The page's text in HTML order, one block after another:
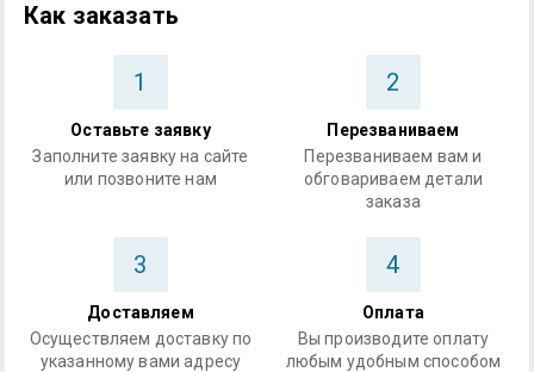
Как заказать
1
Оставьте заявку
Заполните заявку на сайте
или позвоните нам
2
Перезваниваем
Перезваниваем вам и
обговариваем детали
заказа
3
Доставляем
Осуществляем доставку по
указанному вами адресу
4
Оплата
Вы производите оплату
любым удобным способом